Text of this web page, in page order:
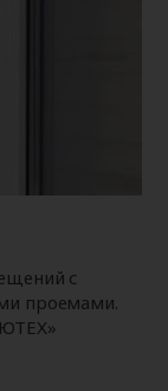
с
проемами.